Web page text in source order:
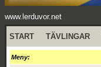
www.lerduvor.net
START TÄVLINGAR
Meny: